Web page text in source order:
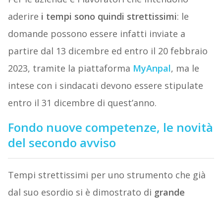
aderire i tempi sono quindi strettissimi: le
domande possono essere infatti inviate a
partire dal 13 dicembre ed entro il 20 febbraio
2023, tramite la piattaforma MyAnpal, ma le
intese con i sindacati devono essere stipulate
entro il 31 dicembre di quest’anno.
Fondo nuove competenze, le novità
del secondo avviso
Tempi strettissimi per uno strumento che già
dal suo esordio si è dimostrato di grande